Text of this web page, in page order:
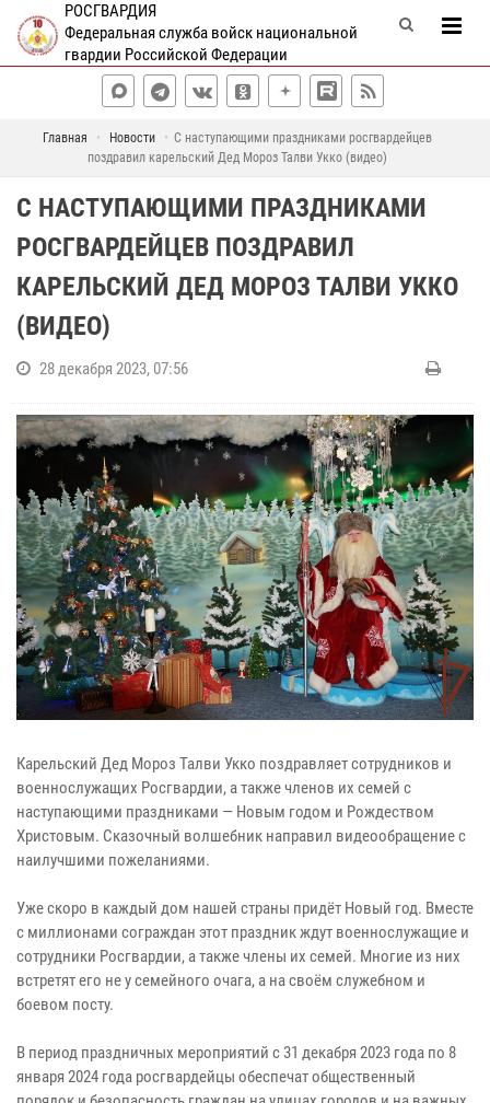
РОСГВАРДИЯ
Федеральная служба войск национальной
гвардии Российской Федерации
Главная Новости
С наступающими праздниками росгвардейцев
поздравил карельский Дед Мороз Талви Укко (видео)
С НАСТУПАЮЩИМИ ПРАЗДНИКАМИ
РОСГВАРДЕЙЦЕВ ПОЗДРАВИЛ
КАРЕЛЬСКИЙ ДЕД МОРОЗ ТАЛВИ УККО
(ВИДЕО)
28 декабря 2023, 07:56
Карельский Дед Мороз Талви Укко поздравляет сотрудников и
военнослужащих Росгвардии, а также членов их семей с
наступающими праздниками — Новым годом и Рождеством
Христовым. Сказочный волшебник направил видеообращение с
наилучшими пожеланиями.
Уже скоро в каждый дом нашей страны придёт Новый год. Вместе
с миллионами сограждан этот праздник ждут военнослужащие и
сотрудники Росгвардии, а также члены их семей. Многие из них
встретят его не у семейного очага, а на своём служебном и
боевом посту.
В период праздничных мероприятий с 31 декабря 2023 года по 8
января 2024 года росгвардейцы обеспечат общественный